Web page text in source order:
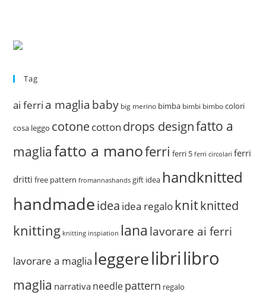
Tag
ai ferri a maglia baby big merino bimba bimbi bimbo colori
cosa leggo cotonecotton drops designfatto a
magliafatto a manoferri ferri 5 ferri circolari ferri
dritti free pattern fromannashands gift idea handknitted
handmadeidea idea regalo knitknitted
knitting knitting inspiation lana lavorare ai ferri
lavorare a maglia leggerelibrilibro
maglia narrativa needlepattern regalo